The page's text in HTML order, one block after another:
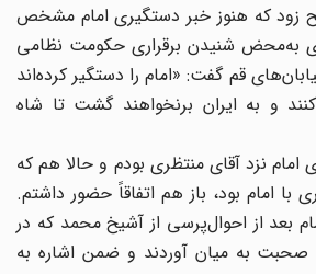
زود که هنوز خبر دستگیری امام مشخص
به‌محض شنیدن برقراری حکومت نظامی
قم گفت: «امام را دستگیر کرده‌اند
و به ایران برنخواهند گشت تا شاه
نزد آقای منتظری بودم و حالا هم که
با امام بود، باز هم اتفاقاً حضور داشتم.
بعد از احوال‌پرسی از آشیخ محمد که در
صحبت به میان آوردند و ضمن اشاره به